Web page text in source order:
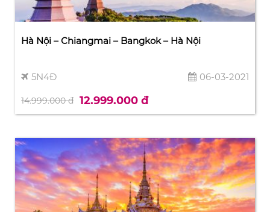
Hà Nội – Chiangmai – Bangkok – Hà Nội
5N4Đ 06-03-2021
14.999.000 đ 12.999.000 đ